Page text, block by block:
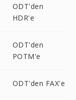
ODT'den
HDR'e
ODT'den
POTM'e
ODT'den FAX'e